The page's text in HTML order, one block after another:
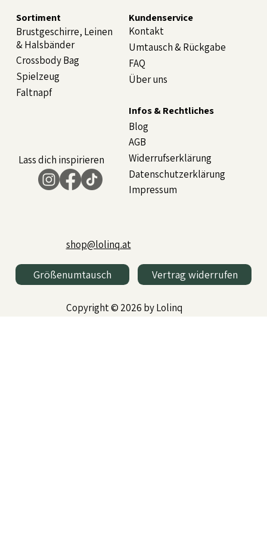
Sortiment
Brustgeschirre, Leinen
& Halsbänder
Crossbody Bag
Spielzeug
Faltnapf
Kundenservice
Kontakt
Über uns
Umtausch & Rückgabe
FAQ
shop@lolinq.at
Größenumtausch Vertrag widerrufen
Copyright © 2026 by Lolinq
Infos & Rechtliches
Blog
AGB
Widerrufserklärung
Datenschutzerklärung
Impressum
Lass dich inspirieren